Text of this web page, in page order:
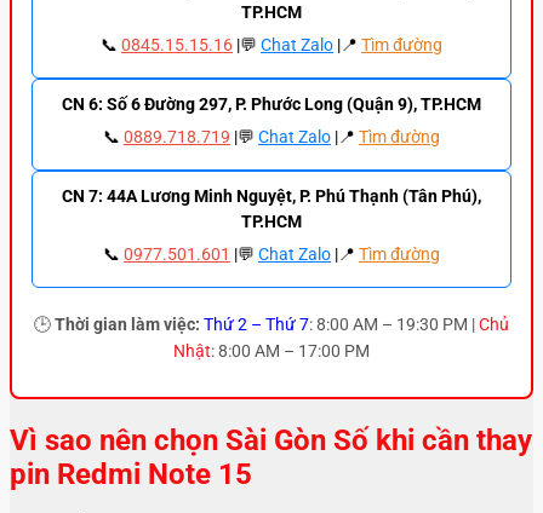
TP.HCM
📞 0845.15.15.16 |💬 Chat Zalo |📍 Tìm đường
CN 6: Số 6 Đường 297, P. Phước Long (Quận 9), TP.HCM
📞 0889.718.719 |💬 Chat Zalo |📍 Tìm đường
CN 7: 44A Lương Minh Nguyệt, P. Phú Thạnh (Tân Phú),
TP.HCM
📞 0977.501.601 |💬 Chat Zalo |📍 Tìm đường
🕒Thời gian làm việc: Thứ 2 – Thứ 7: 8:00 AM – 19:30 PM |Chủ
Nhật: 8:00 AM – 17:00 PM
Vì sao nên chọn Sài Gòn Số khi cần thay
pin Redmi Note 15